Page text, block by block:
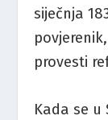
siječnja
provesti
Kada se u